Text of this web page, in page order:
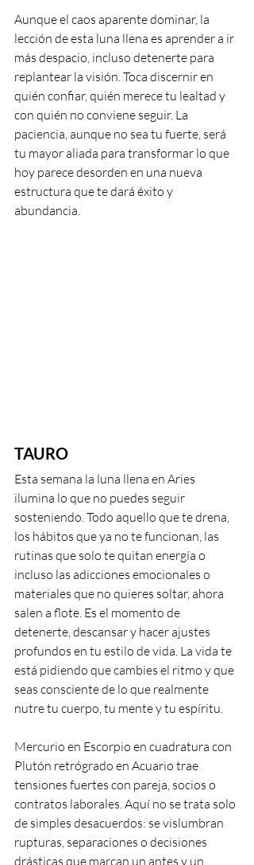
Aunque el caos aparente dominar, la
lección de esta luna llena es aprender a ir
más despacio, incluso detenerte para
replantear la visión. Toca discernir en
quién confiar, quién merece tu lealtad y
con quién no conviene seguir. La
paciencia, aunque no sea tu fuerte, será
tu mayor aliada para transformar lo que
hoy parece desorden en una nueva
estructura que te dará éxito y
abundancia.
TAURO
Esta semana la luna llena en Aries
ilumina lo que no puedes seguir
sosteniendo. Todo aquello que te drena,
los hábitos que ya no te funcionan, las
rutinas que solo te quitan energía o
incluso las adicciones emocionales o
materiales que no quieres soltar, ahora
salen a flote. Es el momento de
detenerte, descansar y hacer ajustes
profundos en tu estilo de vida. La vida te
está pidiendo que cambies el ritmo y que
seas consciente de lo que realmente
nutre tu cuerpo, tu mente y tu espíritu.
Mercurio en Escorpio en cuadratura con
Plutón retrógrado en Acuario trae
tensiones fuertes con pareja, socios o
contratos laborales. Aquí no se trata solo
de simples desacuerdos: se vislumbran
rupturas, separaciones o decisiones
drásticas que marcan un antes y un